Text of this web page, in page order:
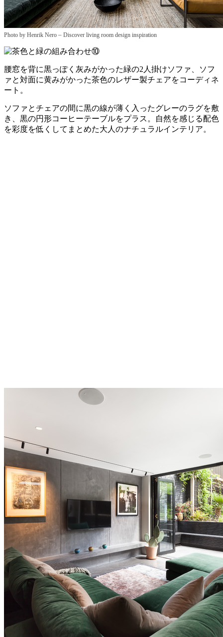
Photo by Henrik Nero – Discover living room design inspiration
腰窓を背に黒っぽく灰みがかった緑の2人掛けソファ、ソフ
ァと対面に黄みがかった茶色のレザー製チェアをコーディネ
ート。
ソファとチェアの間に黒の線が薄く入ったグレーのラグを敷
き、黒の円形コーヒーテーブルをプラス。自然を感じる配色
を彩度を低くしてまとめた大人のナチュラルインテリア。